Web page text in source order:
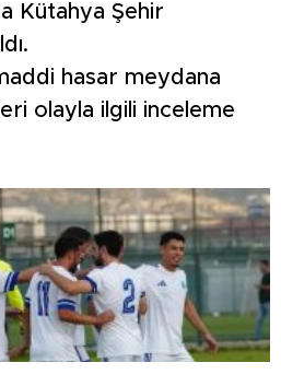
Kütahya Şehir
hasar meydana
olayla ilgili inceleme